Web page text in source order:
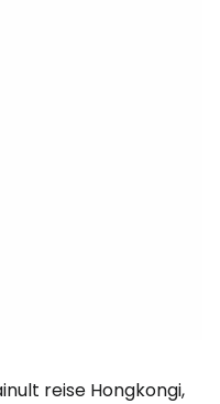
reise Hongkongi,